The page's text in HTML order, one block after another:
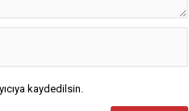
kaydedilsin.